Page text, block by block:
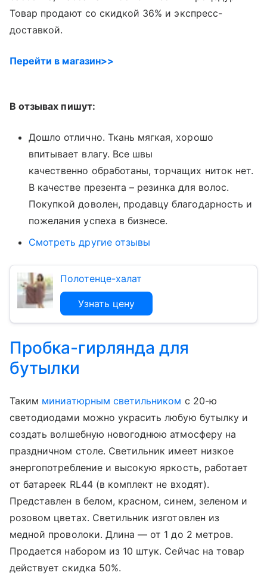
Товар продают со скидкой 36% и экспресс-
доставкой.
Перейти в магазин>>
В отзывах пишут:
Дошло отлично. Ткань мягкая, хорошо
впитывает влагу. Все швы
качественно обработаны, торчащих ниток нет.
В качестве презента – резинка для волос.
Покупкой доволен, продавцу благодарность и
пожелания успеха в бизнесе.
Смотреть другие отзывы
Полотенце-халат
Узнать цену
Пробка-гирлянда для
бутылки
Таким миниатюрным светильником с 20-ю
светодиодами можно украсить любую бутылку и
создать волшебную новогоднюю атмосферу на
праздничном столе. Светильник имеет низкое
энергопотребление и высокую яркость, работает
от батареек RL44 (в комплект не входят).
Представлен в белом, красном, синем, зеленом и
розовом цветах. Светильник изготовлен из
медной проволоки. Длина — от 1 до 2 метров.
Продается набором из 10 штук. Сейчас на товар
действует скидка 50%.